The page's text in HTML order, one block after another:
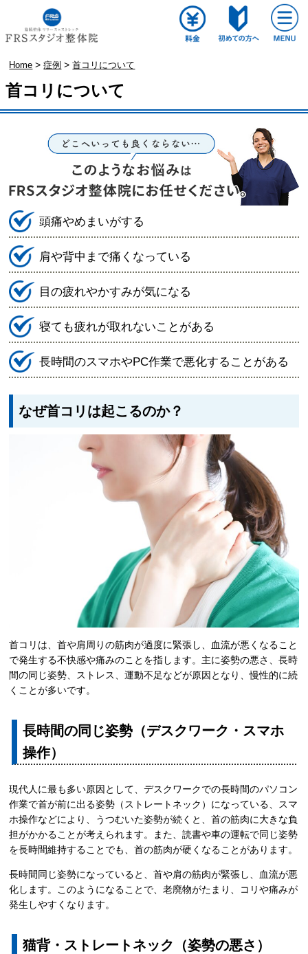
Home >症例 >首コリについて
首コリについて
頭痛やめまいがする
肩や背中まで痛くなっている
目の疲れやかすみが気になる
寝ても疲れが取れないことがある
長時間のスマホやPC作業で悪化することがある
なぜ首コリは起こるのか？
首コリは、首や肩周りの筋肉が過度に緊張し、血流が悪くなること
で発生する不快感や痛みのことを指します。主に姿勢の悪さ、長時
間の同じ姿勢、ストレス、運動不足などが原因となり、慢性的に続
くことが多いです。
長時間の同じ姿勢（デスクワーク・スマホ
操作）
現代人に最も多い原因として、デスクワークでの長時間のパソコン
作業で首が前に出る姿勢（ストレートネック）になっている、スマ
ホ操作などにより、うつむいた姿勢が続くと、首の筋肉に大きな負
担がかかることが考えられます。また、読書や車の運転で同じ姿勢
を長時間維持することでも、首の筋肉が硬くなることがあります。
長時間同じ姿勢になっていると、首や肩の筋肉が緊張し、血流が悪
化します。このようになることで、老廃物がたまり、コリや痛みが
発生しやすくなります。
猫背・ストレートネック（姿勢の悪さ）